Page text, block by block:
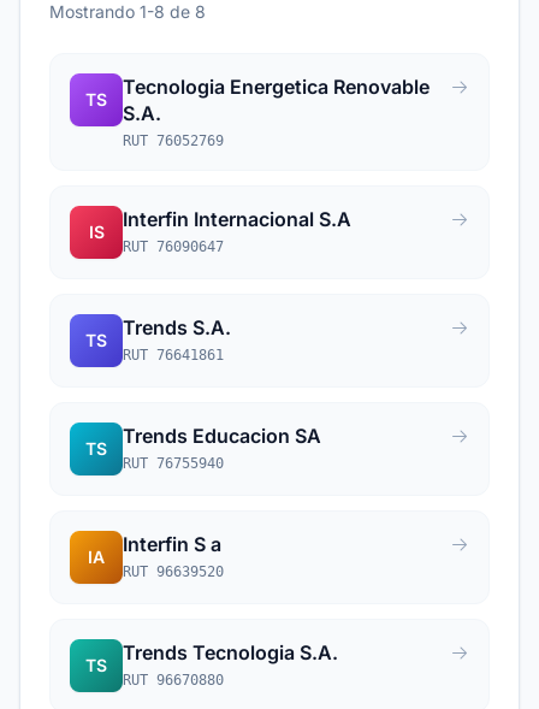
Mostrando 1-8 de 8
TS
Tecnologia Energetica Renovable
S.A.
RUT 76052769
IS
Interfin Internacional S.A
RUT 76090647
TS
Trends S.A.
RUT 76641861
TS
Trends Educacion SA
RUT 76755940
IA
Interfin S a
RUT 96639520
TS
Trends Tecnologia S.A.
RUT 96670880